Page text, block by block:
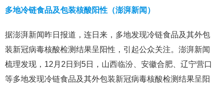
多地冷链食品及包装核酸阳性（澎湃新闻）
据澎湃新闻昨日报道，连日来，多地发现冷链食品及其外包
装新冠病毒核酸检测结果呈阳性，引起公众关注。澎湃新闻
梳理发现，12月2日到5日，山西临汾、安徽合肥、辽宁营口
等多地发现冷链食品及其外包装新冠病毒核酸检测结果呈阳